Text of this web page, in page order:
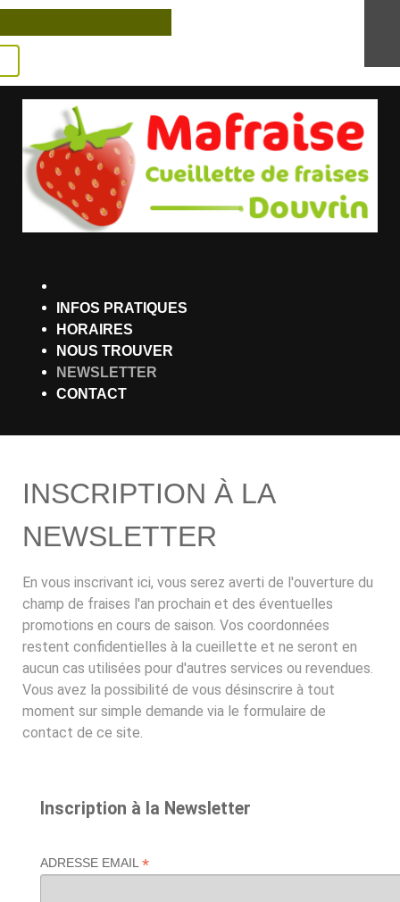
INFOS PRATIQUES
HORAIRES
NOUS TROUVER
NEWSLETTER
CONTACT
INSCRIPTION À LA
NEWSLETTER
En vous inscrivant ici, vous serez averti de l'ouverture du
champ de fraises l'an prochain et des éventuelles
promotions en cours de saison. Vos coordonnées
restent confidentielles à la cueillette et ne seront en
aucun cas utilisées pour d'autres services ou revendues.
Vous avez la possibilité de vous désinscrire à tout
moment sur simple demande via le formulaire de
contact de ce site.
Inscription à la Newsletter
ADRESSE EMAIL*